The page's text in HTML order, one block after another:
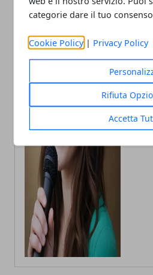
categorie dare il tuo
Cookie Policy | Privacy Policy
Rifiuta
Accetta
Autrice
scrittura